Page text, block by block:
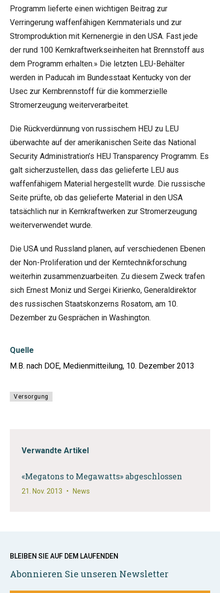
Programm lieferte einen wichtigen Beitrag zur
Verringerung waffenfähigen Kernmaterials und zur
Stromproduktion mit Kernenergie in den USA. Fast jede
der rund 100 Kernkraftwerkseinheiten hat Brennstoff aus
dem Programm erhalten.» Die letzten LEU-Behälter
werden in Paducah im Bundesstaat Kentucky von der
Usec zur Kernbrennstoff für die kommerzielle
Stromerzeugung weiterverarbeitet.
Die Rückverdünnung von russischem HEU zu LEU
überwachte auf der amerikanischen Seite das National
Security Administration’s HEU Transparency Programm. Es
galt sicherzustellen, dass das gelieferte LEU aus
waffenfähigem Material hergestellt wurde. Die russische
Seite prüfte, ob das gelieferte Material in den USA
tatsächlich nur in Kernkraftwerken zur Stromerzeugung
weiterverwendet wurde.
Die USA und Russland planen, auf verschiedenen Ebenen
der Non-Proliferation und der Kerntechnikforschung
weiterhin zusammenzuarbeiten. Zu diesem Zweck trafen
sich Ernest Moniz und Sergei Kirienko, Generaldirektor
des russischen Staatskonzerns Rosatom, am 10.
Dezember zu Gesprächen in Washington.
Quelle
M.B. nach DOE, Medienmitteilung, 10. Dezember 2013
Versorgung
Verwandte Artikel
«Megatons to Megawatts» abgeschlossen
21. Nov. 2013 • News
BLEIBEN SIE AUF DEM LAUFENDEN
Abonnieren Sie unseren Newsletter